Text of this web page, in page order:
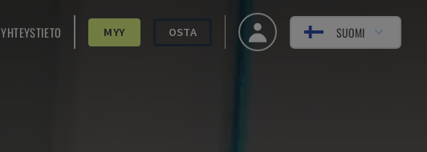
YHTEYSTIETO MYY OSTA SUOMI